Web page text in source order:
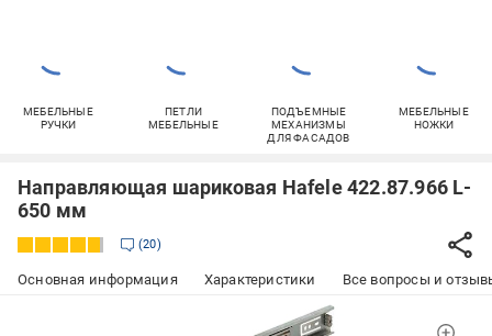
МЕБЕЛЬНЫЕ
РУЧКИ
ПЕТЛИ
МЕБЕЛЬНЫЕ
ПОДЪЕМНЫЕ
МЕХАНИЗМЫ
ДЛЯ ФАСАДОВ
МЕБЕЛЬНЫЕ
НОЖКИ
Направляющая шариковая Hafele 422.87.966 L-
650 мм
20
Основная информация Характеристики Все вопросы и